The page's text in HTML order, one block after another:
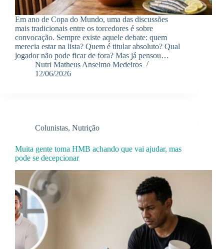
Em ano de Copa do Mundo, uma das discussões
mais tradicionais entre os torcedores é sobre
convocação. Sempre existe aquele debate: quem
merecia estar na lista? Quem é titular absoluto? Qual
jogador não pode ficar de fora? Mas já pensou…
Nutri Matheus Anselmo Medeiros
12/06/2026
Colunistas, Nutrição
Muita gente toma HMB achando que vai ajudar, mas
pode se decepcionar